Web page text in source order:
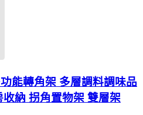
能轉角架 多層調料調味品
納 拐角置物架 雙層架